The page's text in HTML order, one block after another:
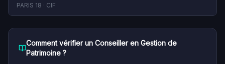
PARIS 18 · CIF
Comment vérifier un Conseiller en Gestion de
Patrimoine ?